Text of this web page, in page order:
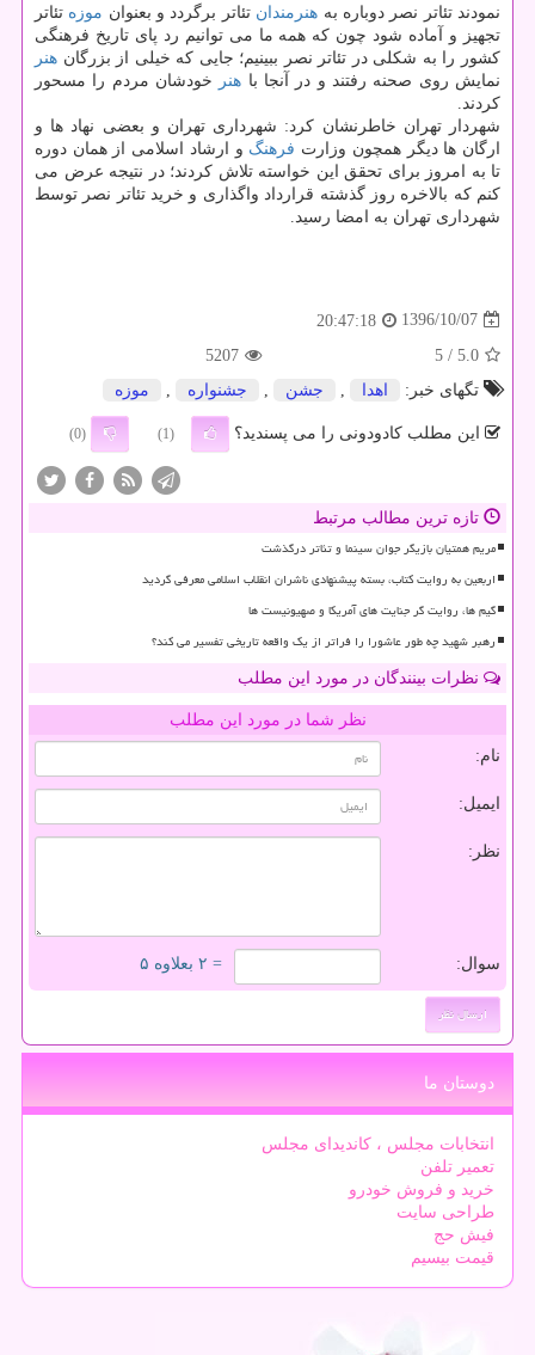
نمودند تئاتر نصر دوباره به هنرمندان تئاتر برگردد و بعنوان موزه تئاتر
تجهیز و آماده شود چون كه همه ما می توانیم رد پای تاریخ فرهنگی
كشور را به شكلی در تئاتر نصر ببینیم؛ جایی كه خیلی از بزرگان هنر
نمایش روی صحنه رفتند و در آنجا با هنر
خودشان مردم را مسحور
كردند.
شهردار تهران خاطرنشان كرد: شهرداری تهران و بعضی نهاد ها و
ارگان ها دیگر همچون وزارت فرهنگ و ارشاد اسلامی از همان دوره
تا به امروز برای تحقق این خواسته تلاش كردند؛ در نتیجه عرض می
كنم كه بالاخره روز گذشته قرارداد واگذاری و خرید تئاتر نصر توسط
شهرداری تهران به امضا رسید.
1396/10/07
20:47:18
5.0
/ 5
5207
تگهای خبر:
اهدا جشن جشنواره موزه
این مطلب کادودونی را می پسندید؟ (1)
(0)
تازه ترین مطالب مرتبط
مریم همتیان بازیگر جوان سینما و تئاتر درگذشت
اربعین به روایت کتاب، بسته پیشنهادی ناشران انقلاب اسلامی معرفی گردید
گیم ها، روایت گر جنایت های آمریکا و صهیونیست ها
رهبر شهید چه طور عاشورا را فراتر از یک واقعه تاریخی تفسیر می کند؟
نظرات بینندگان در مورد این مطلب
نظر شما در مورد این مطلب
نام:
ایمیل:
نظر:
سوال: = ۲ بعلاوه ۵
دوستان ما
انتخابات مجلس ، کاندیدای مجلس
تعمیر تلفن
خرید و فروش خودرو
طراحی سایت
فیش حج
قیمت بیسیم